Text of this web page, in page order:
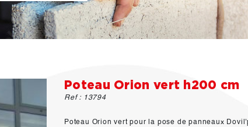
Poteau Orion vert h200 cm
Ref : 13794
Poteau Orion vert pour la pose de panneaux